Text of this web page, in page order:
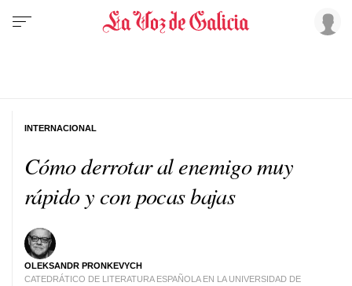
Cómo derrotar al enemigo muy
rápido y con pocas bajas
OLEKSANDR PRONKEVYCH
CATEDRÁTICO DE LITERATURA ESPAÑOLA EN LA UNIVERSIDAD DE
INTERNACIONAL